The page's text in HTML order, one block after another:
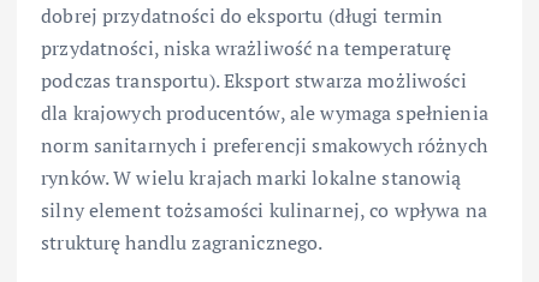
dobrej przydatności do eksportu (długi termin
przydatności, niska wrażliwość na temperaturę
podczas transportu). Eksport stwarza możliwości
dla krajowych producentów, ale wymaga spełnienia
norm sanitarnych i preferencji smakowych różnych
rynków. W wielu krajach marki lokalne stanowią
silny element tożsamości kulinarnej, co wpływa na
strukturę handlu zagranicznego.